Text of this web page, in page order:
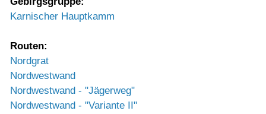
Karnischer Hauptkamm
Routen:
Nordgrat
Nordwestwand
Nordwestwand - "Jägerweg"
Nordwestwand - "Variante II"